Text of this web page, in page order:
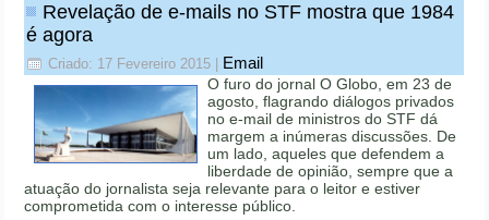
Revelação de e-mails no STF mostra que 1984
é agora
Criado: 17 Fevereiro 2015 Email
O furo do jornal O Globo, em 23 de
agosto, flagrando diálogos privados
no e-mail de ministros do STF dá
margem a inúmeras discussões. De
um lado, aqueles que defendem a
liberdade de opinião, sempre que a
atuação do jornalista seja relevante para o leitor e estiver
comprometida com o interesse público.